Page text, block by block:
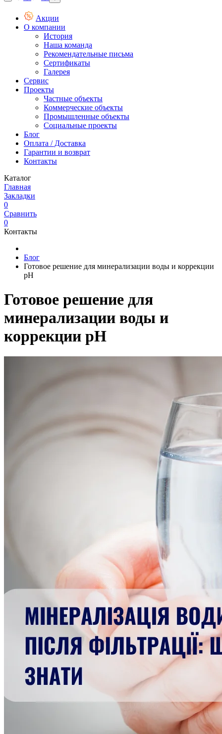
Акции
О компании
История
Наша команда
Рекомендательные письма
Сертификаты
Галерея
Сервис
Проекты
Частные объекты
Коммерческие объекты
Промышленные объекты
Социальные проекты
Блог
Оплата / Доставка
Гарантии и возврат
Контакты
Каталог
Главная
Закладки
0
Сравнить
0
Контакты
Блог
Готовое решение для минерализации воды и коррекции
pH
Готовое решение для
минерализации воды и
коррекции pH